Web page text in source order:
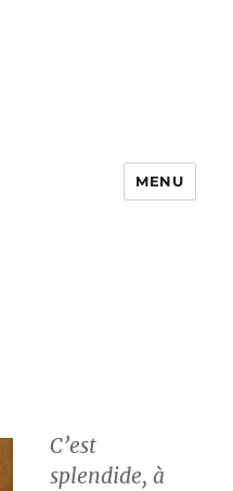
MENU
C’est
splendide, à